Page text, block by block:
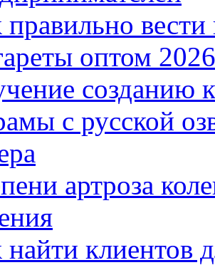
правильно
оптом
созданию
с русской
артроза
найти клиентов